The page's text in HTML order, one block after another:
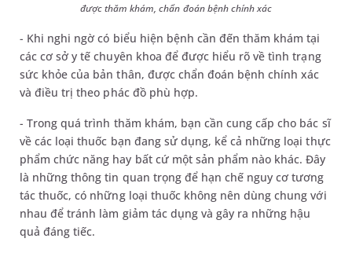
được thăm khám, chẩn đoán bệnh chính xác
- Khi nghi ngờ có biểu hiện bệnh cần đến thăm khám tại
các cơ sở y tế chuyên khoa để được hiểu rõ về tình trạng
sức khỏe của bản thân, được chẩn đoán bệnh chính xác
và điều trị theo phác đồ phù hợp.
- Trong quá trình thăm khám, bạn cần cung cấp cho bác sĩ
về các loại thuốc bạn đang sử dụng, kể cả những loại thực
phẩm chức năng hay bất cứ một sản phẩm nào khác. Đây
là những thông tin quan trọng để hạn chế nguy cơ tương
tác thuốc, có những loại thuốc không nên dùng chung với
nhau để tránh làm giảm tác dụng và gây ra những hậu
quả đáng tiếc.